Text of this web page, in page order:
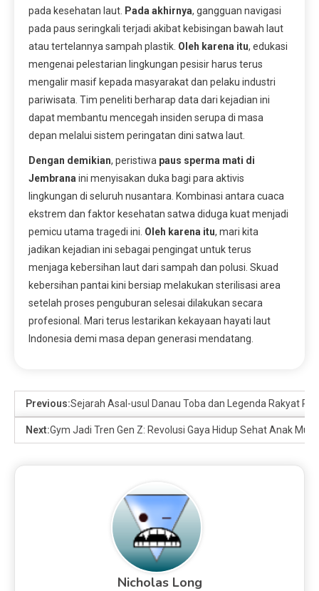
pada kesehatan laut. Pada akhirnya, gangguan navigasi
pada paus seringkali terjadi akibat kebisingan bawah laut
atau tertelannya sampah plastik. Oleh karena itu, edukasi
mengenai pelestarian lingkungan pesisir harus terus
mengalir masif kepada masyarakat dan pelaku industri
pariwisata. Tim peneliti berharap data dari kejadian ini
dapat membantu mencegah insiden serupa di masa
depan melalui sistem peringatan dini satwa laut.
Dengan demikian, peristiwa paus sperma mati di
Jembranaini menyisakan duka bagi para aktivis
lingkungan di seluruh nusantara. Kombinasi antara cuaca
ekstrem dan faktor kesehatan satwa diduga kuat menjadi
pemicu utama tragedi ini. Oleh karena itu, mari kita
jadikan kejadian ini sebagai pengingat untuk terus
menjaga kebersihan laut dari sampah dan polusi. Skuad
kebersihan pantai kini bersiap melakukan sterilisasi area
setelah proses penguburan selesai dilakukan secara
profesional. Mari terus lestarikan kekayaan hayati laut
Indonesia demi masa depan generasi mendatang.
Previous:Sejarah Asal-usul Danau Toba dan Legenda Rakyat
Next:Gym Jadi Tren Gen Z: Revolusi Gaya Hidup Sehat Anak
Nicholas Long